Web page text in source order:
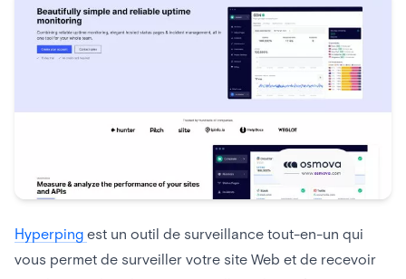
Hyperping est un outil de surveillance tout-en-un qui
vous permet de surveiller votre site Web et de recevoir